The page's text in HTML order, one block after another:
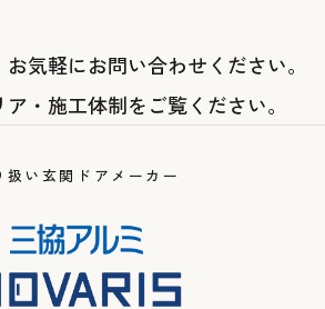
気軽にお問い合わせください。
ア・施工体制をご覧ください。
扱い玄関ドアメーカー